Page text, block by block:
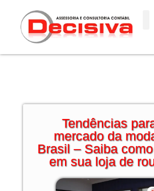
conteúdo
Tendências
mercado da
Brasil – Saiba
em sua loja de